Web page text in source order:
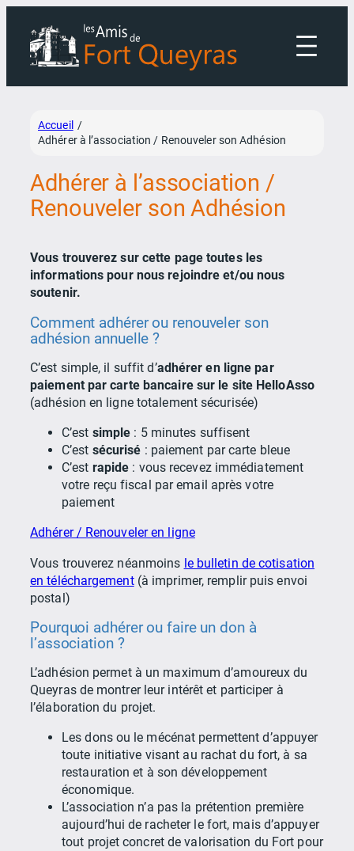
contenu
Accueil /
Adhérer à l’association / Renouveler son Adhésion
Adhérer à l’association /
Renouveler son Adhésion
Vous trouverez sur cette page toutes les
informations pour nous rejoindre et/ou nous
soutenir.
Comment adhérer ou renouveler son
adhésion annuelle ?
C’est simple, il suffit d’adhérer en ligne par
paiement par carte bancaire sur le site HelloAsso
(adhésion en ligne totalement sécurisée)
C’est simple : 5 minutes suffisent
C’est sécurisé : paiement par carte bleue
C’est rapide : vous recevez immédiatement
votre reçu fiscal par email après votre
paiement
Adhérer / Renouveler en ligne
Vous trouverez néanmoins le bulletin de cotisation
en téléchargement(à imprimer, remplir puis envoi
postal)
Pourquoi adhérer ou faire un don à
l’association ?
L’adhésion permet à un maximum d’amoureux du
Queyras de montrer leur intérêt et participer à
l’élaboration du projet.
Les dons ou le mécénat permettent d’appuyer
toute initiative visant au rachat du fort, à sa
restauration et à son développement
économique.
L’association n’a pas la prétention première
aujourd’hui de racheter le fort, mais d’appuyer
tout projet concret de valorisation du Fort pour